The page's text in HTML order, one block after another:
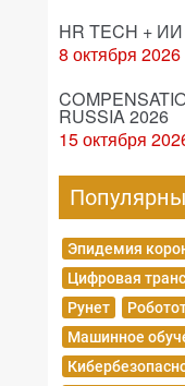
HR TECH +
8 октября 2026
RUSSIA 2026
15 октября
Эпидемия
Цифровая
Рунет
Машинное